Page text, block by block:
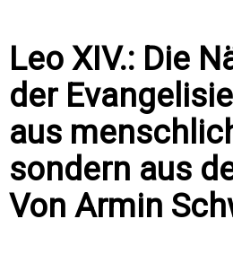
Leo XIV.: Die
der
aus
sondern aus
Von Armin